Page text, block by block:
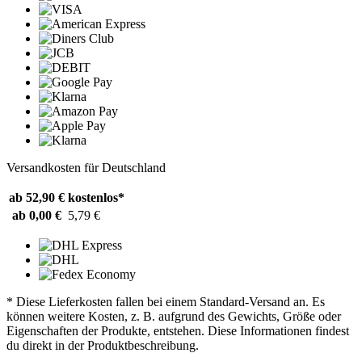
Versandkosten für Deutschland
ab 52,90 € kostenlos*
ab 0,00 € 5,79 €
* Diese Lieferkosten fallen bei einem Standard-Versand an. Es
können weitere Kosten, z. B. aufgrund des Gewichts, Größe oder
Eigenschaften der Produkte, entstehen. Diese Informationen findest
du direkt in der Produktbeschreibung.